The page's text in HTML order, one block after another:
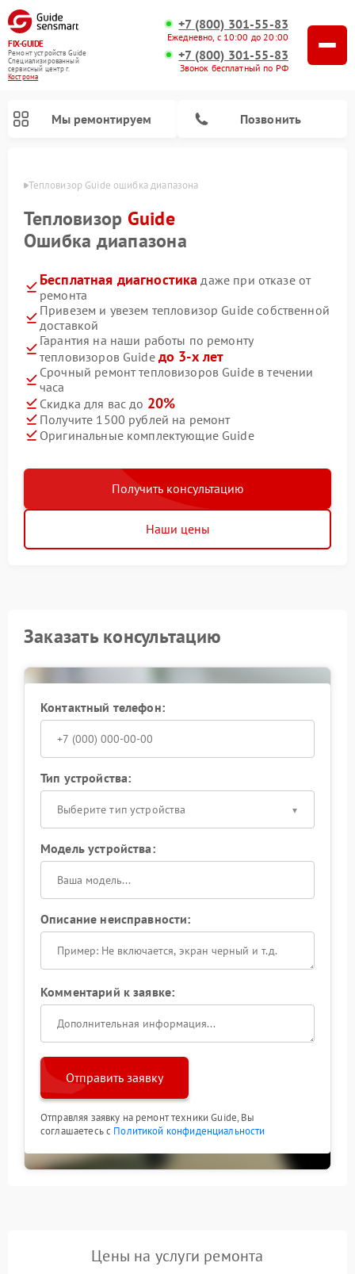
FIX-GUIDE
Ремонт устройств Guide
Специализированный
cервисный центр г.
Кострома
+7 (800) 301-55-83
Ежедневно, с 10:00 до 20:00
+7 (800) 301-55-83
Звонок бесплатный по РФ
Мы ремонтируем Позвонить
Тепловизор Guide ошибка диапазона
Тепловизор Guide
Ошибка диапазона
Бесплатная диагностика даже при отказе от
ремонта
Привезем и увезем тепловизор Guide собственной
доставкой
Гарантия на наши работы по ремонту
тепловизоров Guide до 3-х лет
Срочный ремонт тепловизоров Guide в течении
часа
Скидка для вас до 20%
Получите 1500 рублей на ремонт
Оригинальные комплектующие Guide
Получить консультацию
Наши цены
Заказать консультацию
Контактный телефон:
Тип устройства:
Выберите тип устройства
Модель устройства:
Описание неисправности:
Комментарий к заявке:
Отправить заявку
Отправляя заявку на ремонт техники Guide, Вы
соглашаетесь с Политикой конфиденциальности
Цены на услуги ремонта